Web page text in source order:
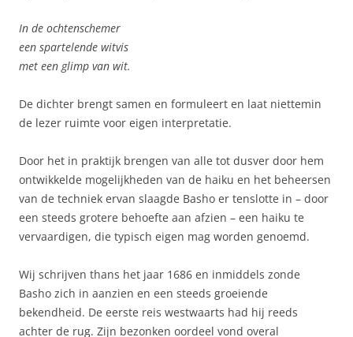
In de ochtenschemer
een spartelende witvis
met een glimp van wit.
De dichter brengt samen en formuleert en laat niettemin
de lezer ruimte voor eigen interpretatie.
Door het in praktijk brengen van alle tot dusver door hem
ontwikkelde mogelijkheden van de haiku en het beheersen
van de techniek ervan slaagde Basho er tenslotte in – door
een steeds grotere behoefte aan afzien – een haiku te
vervaardigen, die typisch eigen mag worden genoemd.
Wij schrijven thans het jaar 1686 en inmiddels zonde
Basho zich in aanzien en een steeds groeiende
bekendheid. De eerste reis westwaarts had hij reeds
achter de rug. Zijn bezonken oordeel vond overal